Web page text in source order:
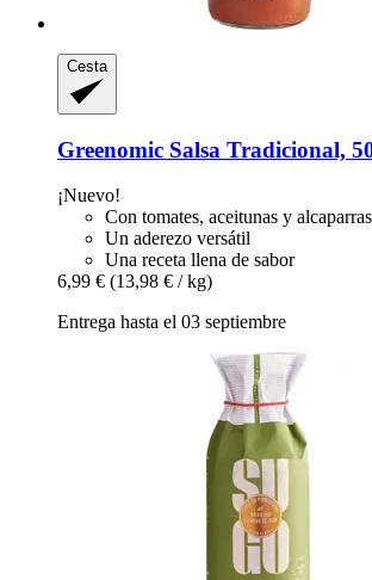
Cesta
Greenomic Salsa Tradicional,
¡Nuevo!
Con tomates, aceitunas y alcaparras
Un aderezo versátil
Una receta llena de sabor
6,99 € (13,98 € / kg)
Entrega hasta el 03 septiembre